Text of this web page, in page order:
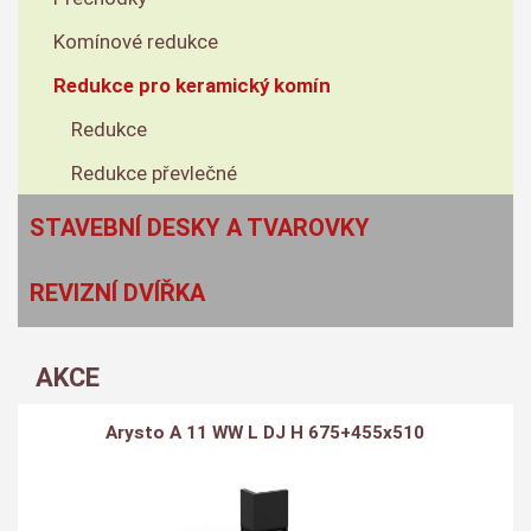
Komínové redukce
Redukce pro keramický komín
Redukce
Redukce převlečné
STAVEBNÍ DESKY A TVAROVKY
REVIZNÍ DVÍŘKA
AKCE
Arysto A 11 WW L DJ H 675+455x510